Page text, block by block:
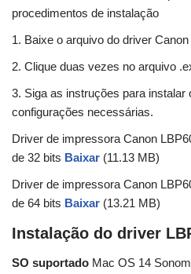
procedimentos de instalação
1. Baixe o arquivo do driver
2. Clique duas vezes no arquivo
3. Siga as instruções para instalar
configurações necessárias.
Driver de impressora Canon
de 32 bits Baixar (11.13 MB)
Driver de impressora Canon
de 64 bits Baixar (13.21 MB)
Instalação do driver
SO suportado Mac OS 14